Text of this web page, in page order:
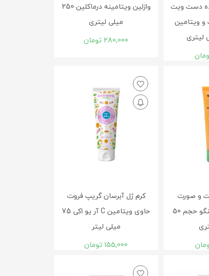
دست ویت
ویتامین
وازلين ويتامينه درماکلين 250
ميلی لیتری
280,000 تومان
و صورت
هندولوژی مدل منگو حجم 50
کرم ژل آبرسان گریپ فروت
حاوی ویتامین C آر یو اکی 75
میلی لیتر
155,000 تومان